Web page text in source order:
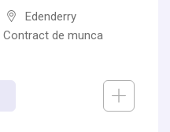
Edenderry
Contract de munca